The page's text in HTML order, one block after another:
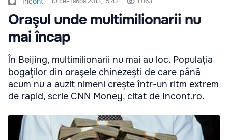
Oraşul unde multimilionarii nu
mai încap
În Beijing, multimilionarii nu mai au loc. Populaţia
bogaţilor din oraşele chinezeşti de care până
acum nu a auzit nimeni creşte într-un ritm extrem
de rapid, scrie CNN Money, citat de Incont.ro.